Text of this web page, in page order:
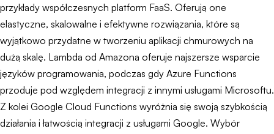
przykłady współczesnych platform FaaS. Oferują one
elastyczne, skalowalne i efektywne rozwiązania, które są
wyjątkowo przydatne w tworzeniu aplikacji chmurowych na
dużą skalę. Lambda od Amazona oferuje najszersze wsparcie
języków programowania, podczas gdy Azure Functions
przoduje pod względem integracji z innymi usługami Microsoftu.
Z kolei Google Cloud Functions wyróżnia się swoją szybkością
działania i łatwością integracji z usługami Google. Wybór